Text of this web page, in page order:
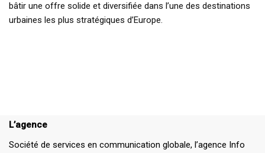
bâtir une offre solide et diversifiée dans l’une des destinations
urbaines les plus stratégiques d’Europe.
L’agence
Société de services en communication globale, l’agence Info